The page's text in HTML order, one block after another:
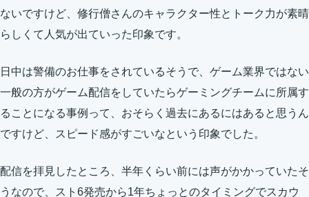
ないですけど、修行僧さんのキャラクター性とトーク力が素晴
らしくて人気が出ていった印象です。
日中は警備のお仕事をされているそうで、ゲーム業界ではない
一般の方がゲーム配信をしていたらゲーミングチームに所属す
ることになる事例って、おそらく過去にあるにはあると思うん
ですけど、スピード感がすごいなという印象でした。
配信を拝見したところ、半年くらい前には声がかかっていたそ
うなので、スト6発売から1年ちょっとのタイミングでスカウ